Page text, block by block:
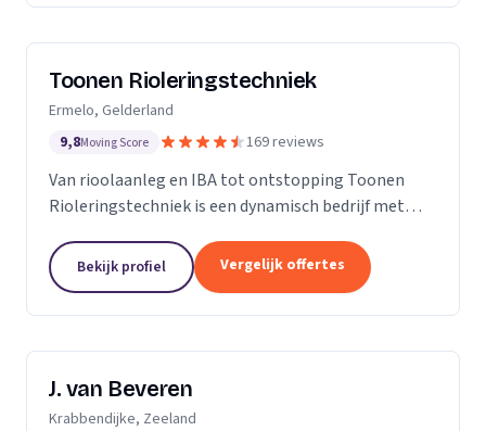
Toonen Rioleringstechniek
Ermelo, Gelderland
9,8Moving Score 169 reviews
Van rioolaanleg en IBA tot ontstopping Toonen
Rioleringstechniek is een dynamisch bedrijf met
te maken heeft. Allereerst zijn wij expert in de...
Bekijk profiel Vergelijk offertes
J. van Beveren
Krabbendijke, Zeeland